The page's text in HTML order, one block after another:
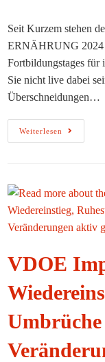
Seit Kurzem stehen
ERNÄHRUNG 2024
Fortbildungstages für
Sie nicht live dabei
Überschneidungen…
Weiterlesen
Kongress
Verfügung
VDOE